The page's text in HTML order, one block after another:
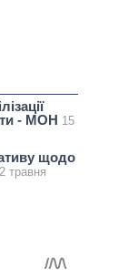
- МОН 15
щодо
травня